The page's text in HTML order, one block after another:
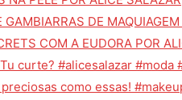
DE
COM A EUDORA POR
curte? #alicesalazar #moda
como essas!